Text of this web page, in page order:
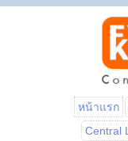
หน้าแรก
Central